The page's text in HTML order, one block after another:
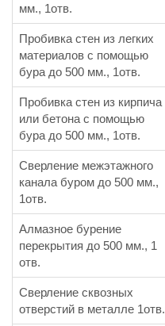
мм., 1отв.
Пробивка стен из легких
материалов с помощью
бура до 500 мм., 1отв.
Пробивка стен из кирпича
или бетона с помощью
бура до 500 мм., 1отв.
Сверление межэтажного
канала буром до 500 мм.,
1отв.
Алмазное бурение
перекрытия до 500 мм., 1
отв.
Сверление сквозных
отверстий в металле 1отв.